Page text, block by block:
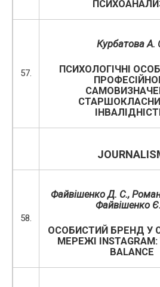
57.
Курбатова А.
ПСИХОЛОГІЧНІ
58.
Файвішенко Д. С.,
Файвішенко Є.
ОСОБИСТИЙ БРЕНД У
МЕРЕЖІ INSTAGRAM:
BALANCE